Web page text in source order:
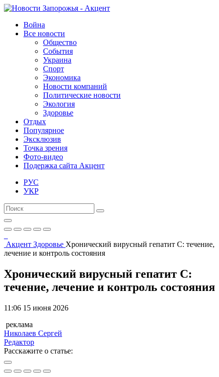
Война
Все новости
Общество
События
Украина
Спорт
Экономика
Новости компаний
Политические новости
Экология
Здоровье
Отдых
Популярное
Эксклюзив
Точка зрения
Фото-видео
Подержка сайта Акцент
РУС
УКР
Акцент Здоровье Хронический вирусный гепатит С: течение,
лечение и контроль состояния
Хронический вирусный гепатит С:
течение, лечение и контроль состояния
11:06 15 июня 2026
реклама
Николаев Сергей
Редактор
Расскажите о статье: